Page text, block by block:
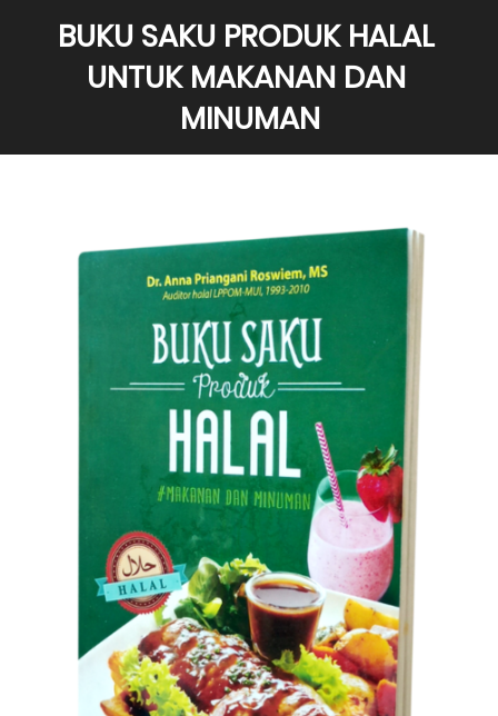
BUKU SAKU PRODUK HALAL
UNTUK MAKANAN DAN
MINUMAN